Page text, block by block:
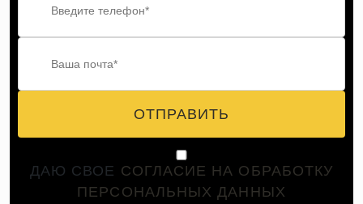
ОТПРАВИТЬ
ДАЮ СВОЕ СОГЛАСИЕ НА ОБРАБОТКУ
ПЕРСОНАЛЬНЫХ ДАННЫХ